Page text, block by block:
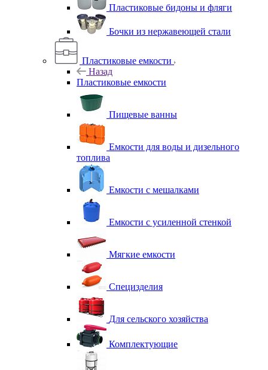
Пластиковые бидоны и фляги
Бочки из нержавеющей стали
Пластиковые емкости
Назад
Пластиковые емкости
Пищевые ванны
Емкости для воды и дизельного
топлива
Емкости с мешалками
Емкости с усиленной стенкой
Мягкие емкости
Специзделия
Для сельского хозяйства
Комплектующие